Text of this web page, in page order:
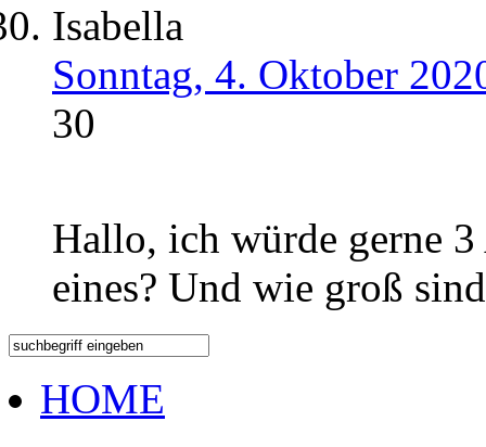
Isabella
Sonntag, 4. Oktober
30
Hallo, ich würde gerne
eines? Und wie groß
HOME